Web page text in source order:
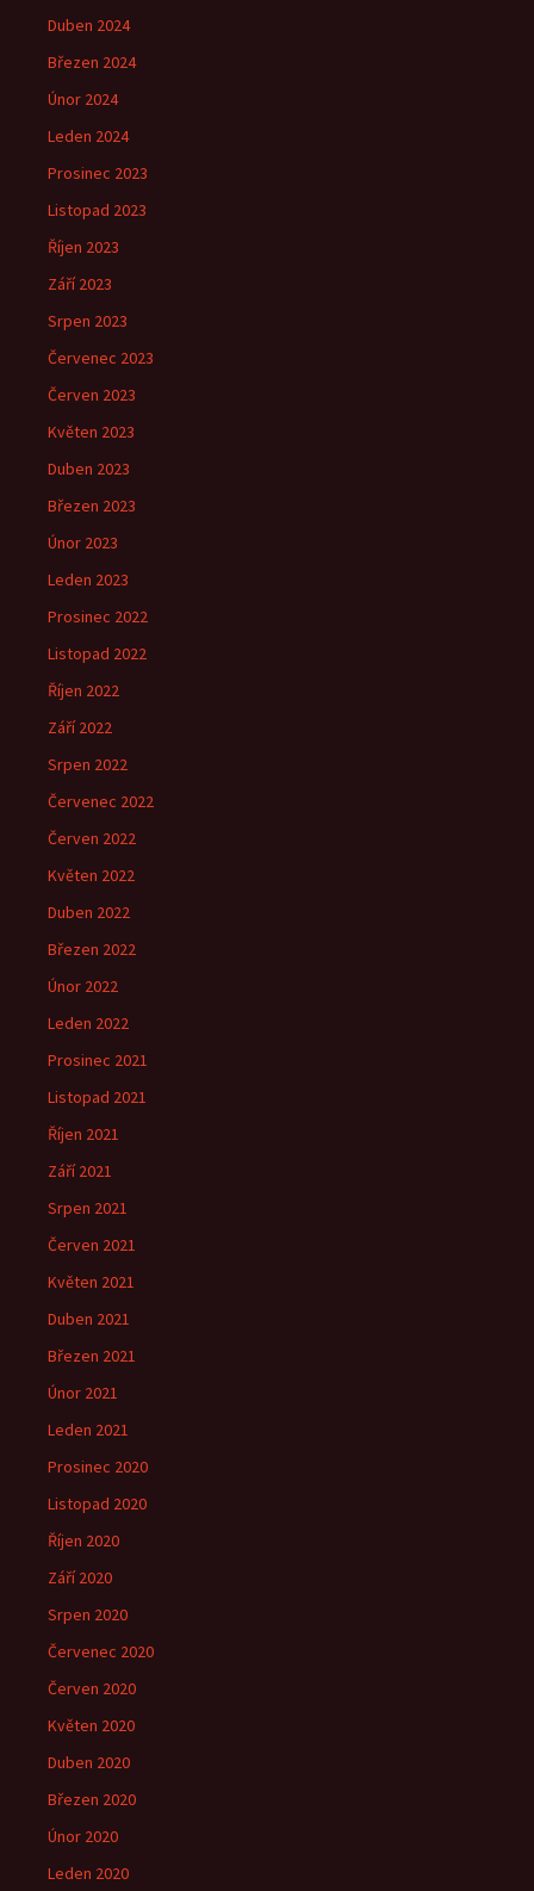
Duben 2024
Březen 2024
Únor 2024
Leden 2024
Prosinec 2023
Listopad 2023
Říjen 2023
Září 2023
Srpen 2023
Červenec 2023
Červen 2023
Květen 2023
Duben 2023
Březen 2023
Únor 2023
Leden 2023
Prosinec 2022
Listopad 2022
Říjen 2022
Září 2022
Srpen 2022
Červenec 2022
Červen 2022
Květen 2022
Duben 2022
Březen 2022
Únor 2022
Leden 2022
Prosinec 2021
Listopad 2021
Říjen 2021
Září 2021
Srpen 2021
Červen 2021
Květen 2021
Duben 2021
Březen 2021
Únor 2021
Leden 2021
Prosinec 2020
Listopad 2020
Říjen 2020
Září 2020
Srpen 2020
Červenec 2020
Červen 2020
Květen 2020
Duben 2020
Březen 2020
Únor 2020
Leden 2020